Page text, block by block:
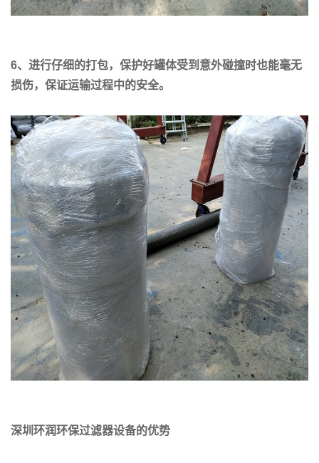
6、进行仔细的打包，保护好罐体受到意外碰撞时也能毫无
损伤，保证运输过程中的安全。
深圳环润环保过滤器设备的优势